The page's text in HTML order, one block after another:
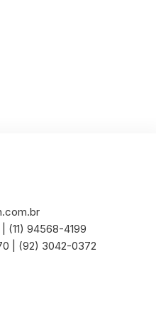
| (11) 94568-4199
| (92) 3042-0372